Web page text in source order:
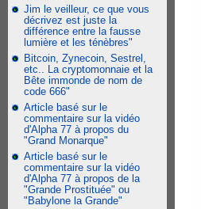
Jim le veilleur, ce que vous
décrivez est juste la
différence entre la fausse
lumière et les ténèbres"
Bitcoin, Zynecoin, Sestrel,
etc.. La cryptomonnaie et la
Bête immonde de nom de
code 666"
Article basé sur le
commentaire sur la vidéo
d'Alpha 77 à propos du
"Grand Monarque"
Article basé sur le
commentaire sur la vidéo
d'Alpha 77 à propos de la
"Grande Prostituée" ou
"Babylone la Grande"